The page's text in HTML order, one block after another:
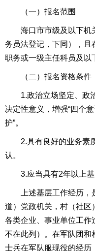
（一）报名范围
海口市市级及以下机
务员法登记，下同），且
职务或一级主任科员及以
（二）报名资格条件
1.政治立场坚定、政治
决定性意义，增强“四个
护”。
2.具有良好的业务素质
认。
3.应当具有2年以上基
上述基层工作经历，
道）党政机关，村（社区
各类企业、事业单位工作
不在此列）。在军队团和
士兵在军队服现役的经历